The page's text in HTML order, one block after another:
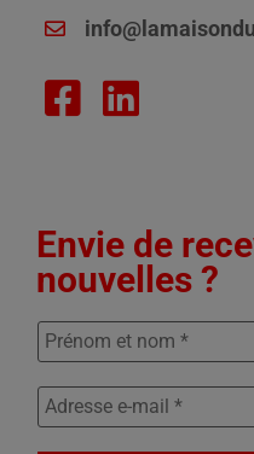
Envie de
nouvelles ?